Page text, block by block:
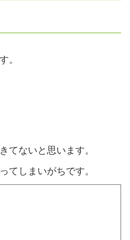
。
てないと思います。
てしまいがちです。